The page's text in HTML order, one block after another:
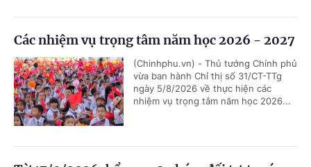
Các nhiệm vụ trọng tâm năm học 2026 - 2027
(Chinhphu.vn) - Thủ tướng Chính phủ
vừa ban hành Chỉ thị số 31/CT-TTg
ngày 5/8/2026 về thực hiện các
nhiệm vụ trọng tâm năm học 2026...